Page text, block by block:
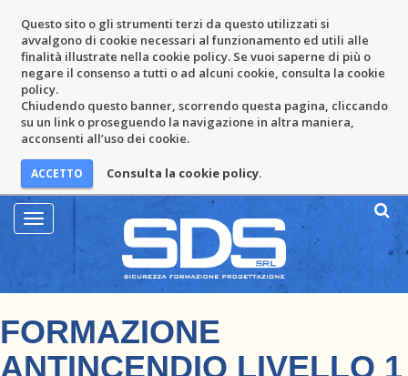
Questo sito o gli strumenti terzi da questo utilizzati si
avvalgono di cookie necessari al funzionamento ed utili alle
finalità illustrate nella cookie policy. Se vuoi saperne di più o
negare il consenso a tutti o ad alcuni cookie, consulta la cookie
policy.
Chiudendo questo banner, scorrendo questa pagina, cliccando
su un link o proseguendo la navigazione in altra maniera,
acconsenti all’uso dei cookie.
Consulta la cookie policy.
Mostra
Menu
FORMAZIONE
ANTINCENDIO LIVELLO 1